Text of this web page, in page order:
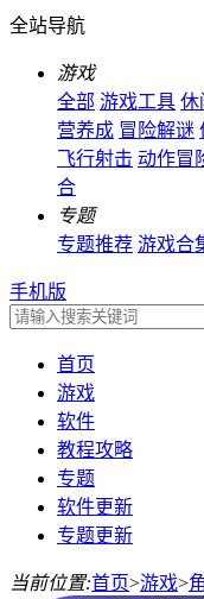
全站导航
游戏
全部 游戏工具 休
营养成 冒险解谜
飞行射击 动作冒
合
专题
专题推荐 游戏合
手机版
首页
游戏
软件
教程攻略
专题
软件更新
专题更新
当前位置:首页>游戏>